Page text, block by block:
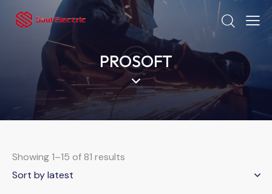
PROSOFT
Showing 1–15 of 81 results